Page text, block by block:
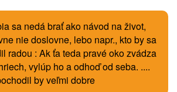
sa nedá brať ako návod na život,
nie doslovne, lebo napr., kto by sa
radou : Ak ťa teda pravé oko zvádza
vylúp ho a odhoď od seba. ....
by veľmi dobre